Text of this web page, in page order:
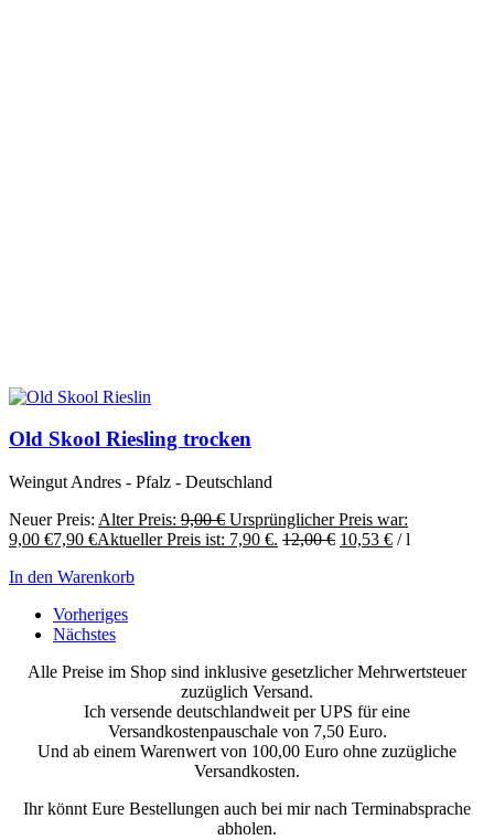
Old Skool Riesling trocken
Weingut Andres - Pfalz - Deutschland
Neuer Preis: Alter Preis: 9,00€ Ursprünglicher Preis war:
9,00 €7,90 €Aktueller Preis ist: 7,90 €. 12,00€ 10,53 € /l
In den Warenkorb
Vorheriges
Nächstes
Alle Preise im Shop sind inklusive gesetzlicher Mehrwertsteuer
zuzüglich Versand.
Ich versende deutschlandweit per UPS für eine
Versandkostenpauschale von 7,50 Euro.
Und ab einem Warenwert von 100,00 Euro ohne zuzügliche
Versandkosten.
Ihr könnt Eure Bestellungen auch bei mir nach Terminabsprache
abholen.